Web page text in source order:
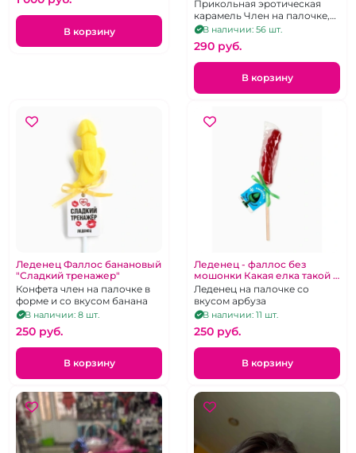
В корзину
Прикольная эротическая
карамель Член на палочке,
клубничный вкус, 20 г
В наличии: 56 шт.
290 pуб.
В корзину
Леденец Фаллос банановый
"Сладкий тренажер"
Конфета член на палочке в
форме и со вкусом банана
В наличии: 8 шт.
250 pуб.
В корзину
Леденец - фаллос без
мошонки Какая елка такой и
подарок"
Леденец на палочке со
вкусом арбуза
В наличии: 11 шт.
250 pуб.
В корзину